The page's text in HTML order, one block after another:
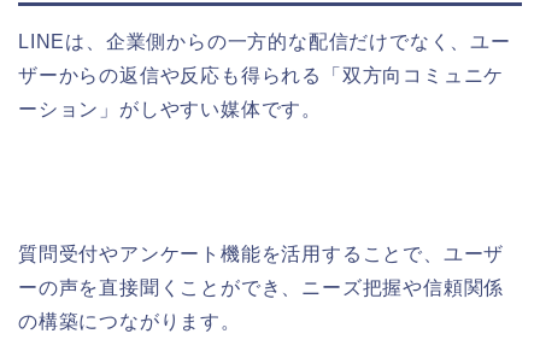
LINEは、企業側からの一方的な配信だけでなく、ユー
ザーからの返信や反応も得られる「双方向コミュニケ
ーション」がしやすい媒体です。
質問受付やアンケート機能を活用することで、ユーザ
ーの声を直接聞くことができ、ニーズ把握や信頼関係
の構築につながります。